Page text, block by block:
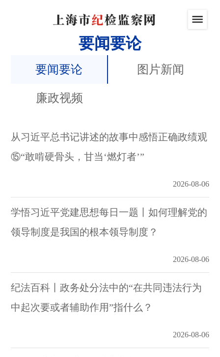
要闻要论
要闻要论 图片新闻
廉政视频
从习近平总书记讲述的故事中感悟正确政绩观
⑮“敢啃硬骨头，甘当‘燃灯者’”
2026-08-06
学悟习近平党建思想每日一题丨如何理解党的
领导制度是我国的根本领导制度？
2026-08-06
纪法百科丨政务处分法中的“在共同违法行为
中起次要或者辅助作用”指什么？
2026-08-06